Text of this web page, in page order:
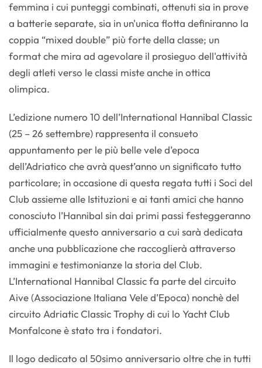
femmina i cui punteggi combinati, ottenuti sia in prove
a batterie separate, sia in un'unica flotta definiranno la
coppia “mixed double” più forte della classe; un
format che mira ad agevolare il prosieguo dell'attività
degli atleti verso le classi miste anche in ottica
olimpica.
L’edizione numero 10 dell’International Hannibal Classic
(25 – 26 settembre) rappresenta il consueto
appuntamento per le più belle vele d’epoca
dell’Adriatico che avrà quest’anno un significato tutto
particolare; in occasione di questa regata tutti i Soci del
Club assieme alle Istituzioni e ai tanti amici che hanno
conosciuto l’Hannibal sin dai primi passi festeggeranno
ufficialmente questo anniversario a cui sarà dedicata
anche una pubblicazione che raccoglierà attraverso
immagini e testimonianze la storia del Club.
L’International Hannibal Classic fa parte del circuito
Aive (Associazione Italiana Vele d’Epoca) nonchè del
circuito Adriatic Classic Trophy di cui lo Yacht Club
Monfalcone è stato tra i fondatori.
Il logo dedicato al 50simo anniversario oltre che in tutti